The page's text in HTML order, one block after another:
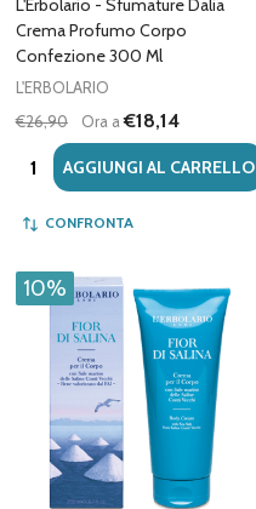
L'Erbolario - Sfumature Dalia
Crema Profumo Corpo
Confezione 300 Ml
L'ERBOLARIO
€26,90
Ora a€18,14
Quantità:AGGIUNGI AL CARRELLO
CONFRONTA
10%